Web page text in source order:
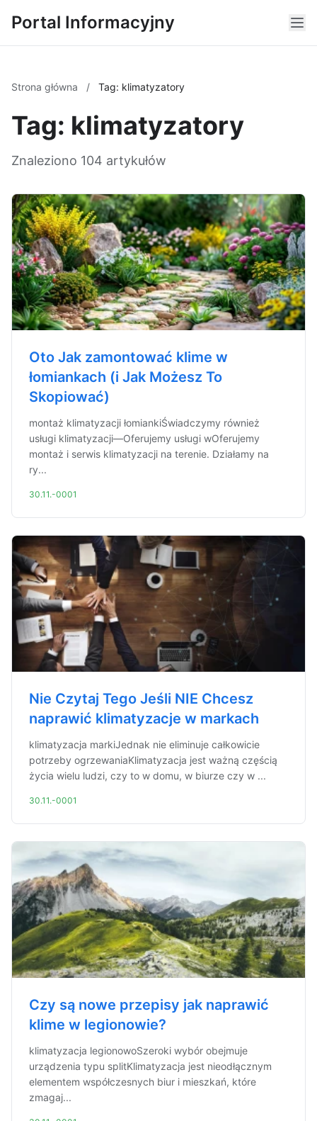
Portal Informacyjny
Strona główna / Tag: klimatyzatory
Tag: klimatyzatory
Znaleziono 104 artykułów
Oto Jak zamontować klime w
łomiankach (i Jak Możesz To
Skopiować)
montaż klimatyzacji łomiankiŚwiadczymy również
usługi klimatyzacji—Oferujemy usługi wOferujemy
montaż i serwis klimatyzacji na terenie. Działamy na
ry...
30.11.-0001
Nie Czytaj Tego Jeśli NIE Chcesz
naprawić klimatyzacje w markach
klimatyzacja markiJednak nie eliminuje całkowicie
potrzeby ogrzewaniaKlimatyzacja jest ważną częścią
życia wielu ludzi, czy to w domu, w biurze czy w ...
30.11.-0001
Czy są nowe przepisy jak naprawić
klime w legionowie?
klimatyzacja legionowoSzeroki wybór obejmuje
urządzenia typu splitKlimatyzacja jest nieodłącznym
elementem współczesnych biur i mieszkań, które
zmagaj...